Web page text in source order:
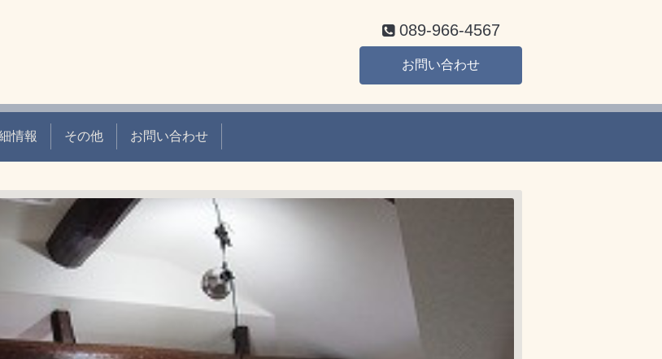
089-966-4567
お問い合わせ
情報 その他 お問い合わせ